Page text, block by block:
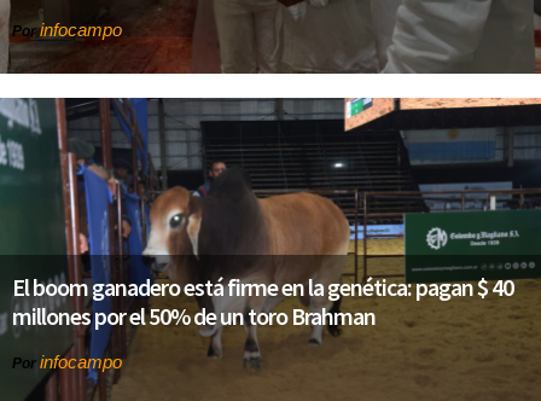
Porinfocampo
El boom ganadero está firme en la genética: pagan $ 40
millones por el 50% de un toro Brahman
Por infocampo